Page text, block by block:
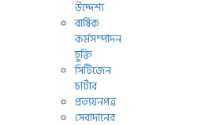
উদ্দেশ্য
বার্ষিক
কর্মসম্পাদন
চুক্তি
সিটিজেন
চার্টার
প্রত্যয়নপত্র
সেবাদানের